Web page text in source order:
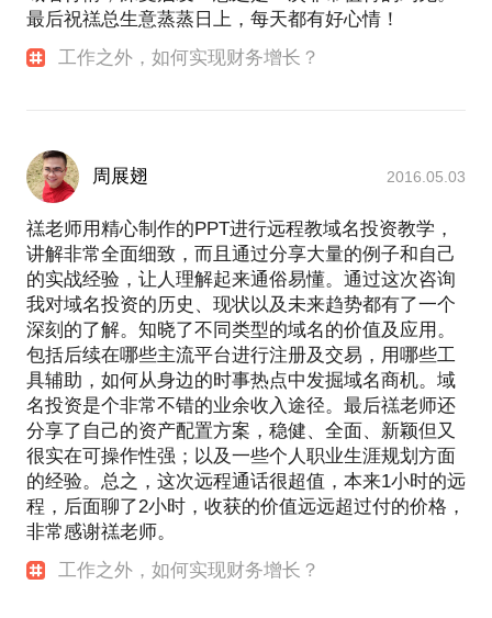
最后祝禚总生意蒸蒸日上，每天都有好心情！
工作之外，如何实现财务增长？
周展翅 2016.05.03
禚老师用精心制作的PPT进行远程教域名投资教学，
讲解非常全面细致，而且通过分享大量的例子和自己
的实战经验，让人理解起来通俗易懂。通过这次咨询
我对域名投资的历史、现状以及未来趋势都有了一个
深刻的了解。知晓了不同类型的域名的价值及应用。
包括后续在哪些主流平台进行注册及交易，用哪些工
具辅助，如何从身边的时事热点中发掘域名商机。域
名投资是个非常不错的业余收入途径。最后禚老师还
分享了自己的资产配置方案，稳健、全面、新颖但又
很实在可操作性强；以及一些个人职业生涯规划方面
的经验。总之，这次远程通话很超值，本来1小时的远
程，后面聊了2小时，收获的价值远远超过付的价格，
非常感谢禚老师。
工作之外，如何实现财务增长？